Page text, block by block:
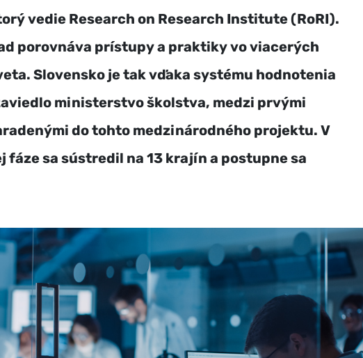
vedie Research on Research Institute (RoRI).
porovnáva prístupy a praktiky vo viacerých
Slovensko je tak vďaka systému hodnotenia
ministerstvo školstva, medzi prvými
do tohto medzinárodného projektu. V
fáze sa sústredil na 13 krajín a postupne sa